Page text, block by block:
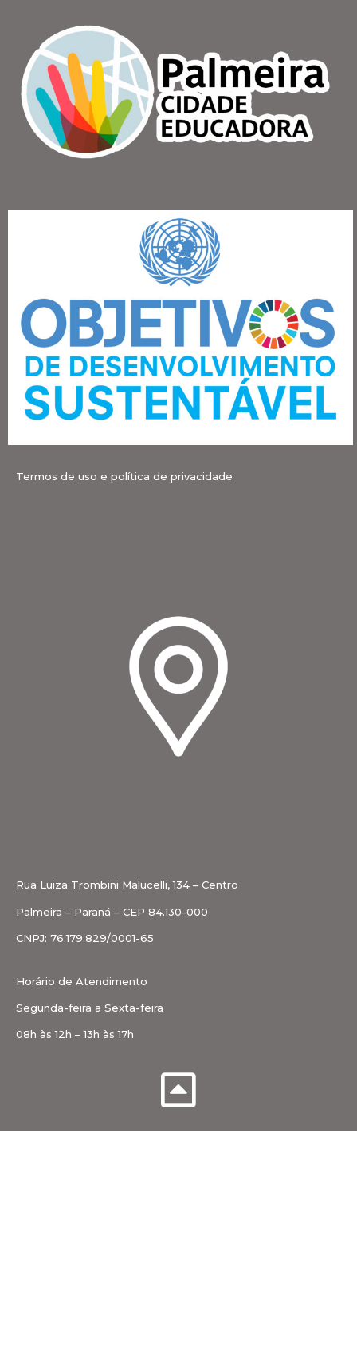
Termos de uso e política de privacidade
Rua Luiza Trombini Malucelli, 134 – Centro
Palmeira – Paraná – CEP 84.130-000
CNPJ: 76.179.829/0001-65
Horário de Atendimento
Segunda-feira a Sexta-feira
08h às 12h – 13h às 17h